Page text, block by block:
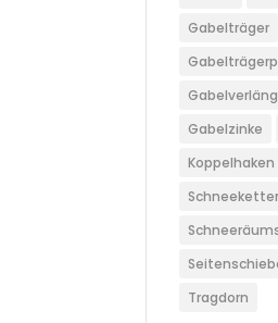
Gabelträger
Gabelzinke
Koppelhaken
Tragdorn